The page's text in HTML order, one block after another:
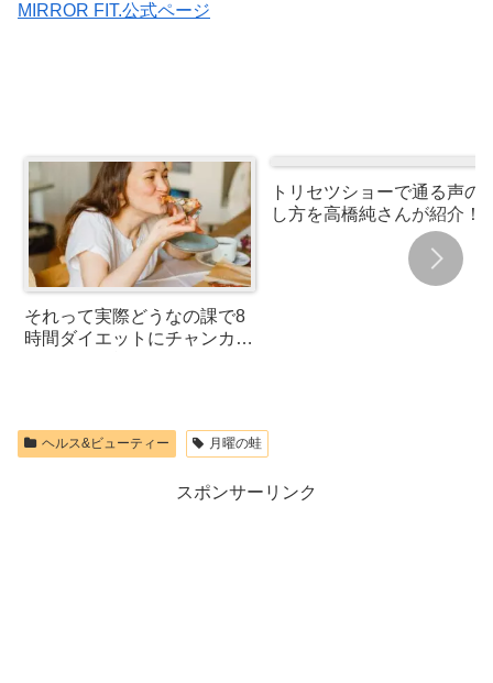
MIRROR FIT.公式ページ
それって実際どうなの課で8
時間ダイエットにチャンカワ
トリセツショーで通る声の
し方を高橋純さんが紹介！
いハミングで3000hzの声
ヘルス&ビューティー 月曜の蛙
スポンサーリンク